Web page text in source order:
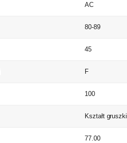
AC
80-89
45
F
100
Kształt gruszki
77.00